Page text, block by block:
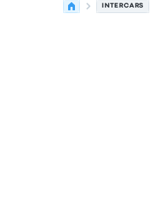
INTERCARS